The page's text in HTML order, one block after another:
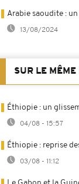
Arabie saoudite :
13/08/2024
SUR LE MÊME
Éthiopie : un
04/08 - 15:57
Éthiopie : reprise
03/08 - 11:12